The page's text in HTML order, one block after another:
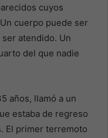
cuyos
cuerpo puede ser
atendido. Un
del que nadie
años, llamó a un
estaba de regreso
El primer terremoto